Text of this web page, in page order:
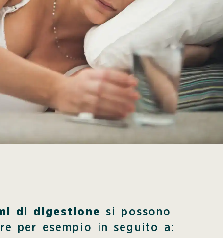
di digestione si possono
per esempio in seguito a: